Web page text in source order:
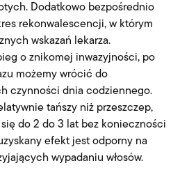
Dodatkowo bezpośrednio
rekonwalescencji, w którym
wskazań lekarza.
o znikomej inwazyjności, po
możemy wrócić do
czynności dnia codziennego.
tańszy niż przeszczep,
do 2 do 3 lat bez konieczności
efekt jest odporny na
wypadaniu włosów.